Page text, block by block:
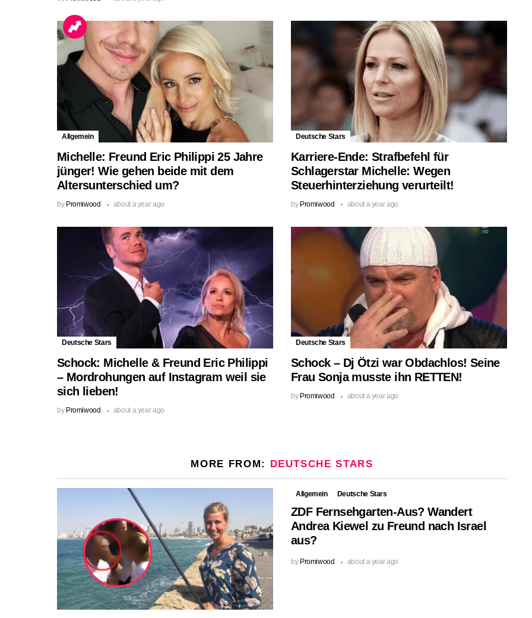
Allgemein
Michelle: Freund Eric Philippi 25 Jahre
jünger! Wie gehen beide mit dem
Altersunterschied um?
by Promiwood about a year ago
Deutsche Stars
Karriere-Ende: Strafbefehl für
Schlagerstar Michelle: Wegen
Steuerhinterziehung verurteilt!
by Promiwood about a year ago
Deutsche Stars
Schock: Michelle & Freund Eric Philippi
– Mordrohungen auf Instagram weil sie
sich lieben!
by Promiwood about a year ago
Deutsche Stars
Schock – Dj Ötzi war Obdachlos! Seine
Frau Sonja musste ihn RETTEN!
by Promiwood about a year ago
MORE FROM: DEUTSCHE STARS
Allgemein Deutsche Stars
ZDF Fernsehgarten-Aus? Wandert
Andrea Kiewel zu Freund nach Israel
aus?
by Promiwood about a year ago